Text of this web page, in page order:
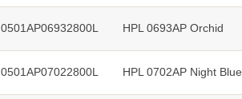
0501AP06932800L HPL 0693AP Orchid
0501AP07022800L HPL 0702AP Night Blue